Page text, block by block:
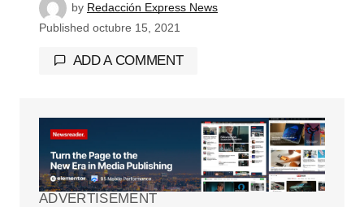
by Redacción Express News
Published octubre 15, 2021
ADD A COMMENT
Tu dirección de correo electrónico no será
Los campos obligatorios están
marcados con*
ADVERTISEMENT